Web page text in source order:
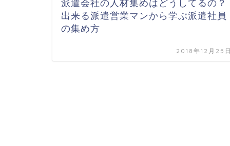
派遣会社の人材集めはどうしてるの？
出来る派遣営業マンから学ぶ派遣社員
の集め方
2018年12月25